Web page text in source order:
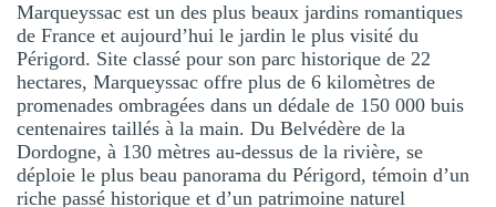
Marqueyssac est un des plus beaux jardins romantiques
de France et aujourd’hui le jardin le plus visité du
Périgord. Site classé pour son parc historique de 22
hectares, Marqueyssac offre plus de 6 kilomètres de
promenades ombragées dans un dédale de 150 000 buis
centenaires taillés à la main. Du Belvédère de la
Dordogne, à 130 mètres au-dessus de la rivière, se
déploie le plus beau panorama du Périgord, témoin d’un
riche passé historique et d’un patrimoine naturel